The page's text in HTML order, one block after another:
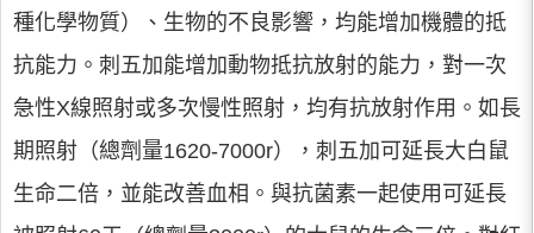
種化學物質）、生物的不良影響，均能增加機體的抵
抗能力。刺五加能增加動物抵抗放射的能力，對一次
急性X線照射或多次慢性照射，均有抗放射作用。如長
期照射（總劑量1620-7000r），刺五加可延長大白鼠
生命二倍，並能改善血相。與抗菌素一起使用可延長